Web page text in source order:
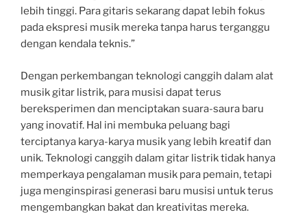
lebih tinggi. Para gitaris sekarang dapat lebih fokus
pada ekspresi musik mereka tanpa harus terganggu
dengan kendala teknis.”
Dengan perkembangan teknologi canggih dalam alat
musik gitar listrik, para musisi dapat terus
bereksperimen dan menciptakan suara-saura baru
yang inovatif. Hal ini membuka peluang bagi
terciptanya karya-karya musik yang lebih kreatif dan
unik. Teknologi canggih dalam gitar listrik tidak hanya
memperkaya pengalaman musik para pemain, tetapi
juga menginspirasi generasi baru musisi untuk terus
mengembangkan bakat dan kreativitas mereka.